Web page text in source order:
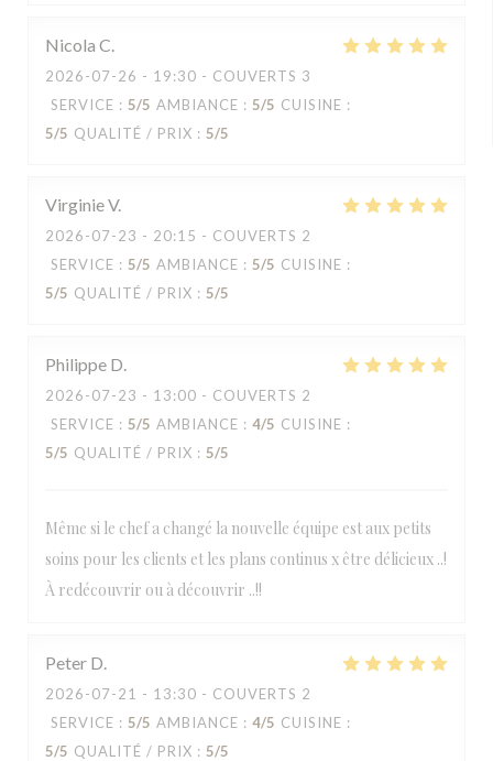
Nicola C
2026-07-26 - 19:30 - COUVERTS 3
SERVICE : 5/5 AMBIANCE : 5/5 CUISINE :
5/5 QUALITÉ / PRIX : 5/5
VirginieV
2026-07-23 - 20:15 - COUVERTS 2
SERVICE : 5/5 AMBIANCE : 5/5 CUISINE :
5/5 QUALITÉ / PRIX : 5/5
Philippe D
2026-07-23 - 13:00 - COUVERTS 2
SERVICE : 5/5 AMBIANCE : 4/5 CUISINE :
5/5 QUALITÉ / PRIX : 5/5
Même si le chef a changé la nouvelle équipe est aux petits
soins pour les clients et les plans continus x être délicieux ..!
À redécouvrir ou à découvrir ..!!
Peter D
2026-07-21 - 13:30 - COUVERTS 2
SERVICE : 5/5 AMBIANCE : 4/5 CUISINE :
5/5 QUALITÉ / PRIX : 5/5